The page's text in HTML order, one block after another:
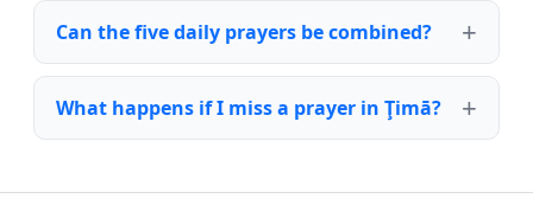
Can the five daily prayers be combined?
What happens if I miss a prayer in Ţimā?